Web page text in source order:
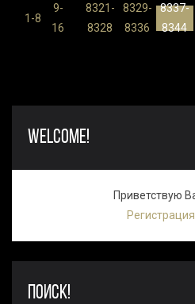
1-8
9-
16
8321-
8328
8329-
8336
8337-
8344
WELCOME!
Приветствую
Регистрация
ПОИСК!